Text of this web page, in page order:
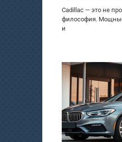
Cadillac — это не
философия.
и